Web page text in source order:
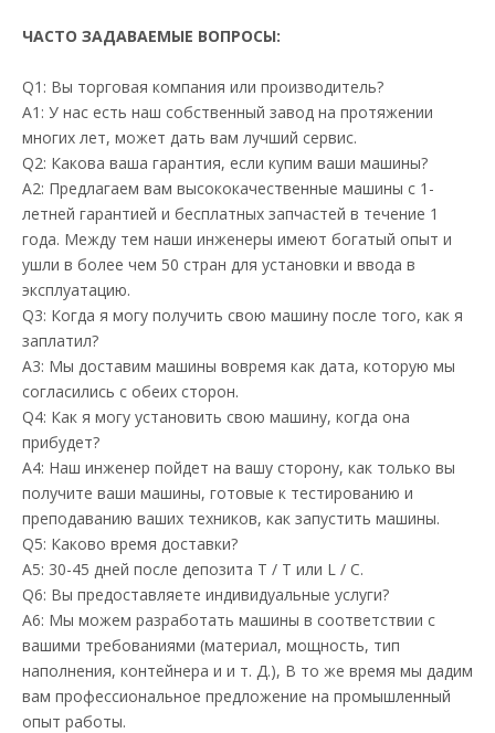
ЧАСТО ЗАДАВАЕМЫЕ ВОПРОСЫ:
Q1: Вы торговая компания или производитель?
A1: У нас есть наш собственный завод на протяжении
многих лет, может дать вам лучший сервис.
Q2: Какова ваша гарантия, если купим ваши машины?
A2: Предлагаем вам высококачественные машины с 1-
летней гарантией и бесплатных запчастей в течение 1
года. Между тем наши инженеры имеют богатый опыт и
ушли в более чем 50 стран для установки и ввода в
эксплуатацию.
Q3: Когда я могу получить свою машину после того, как я
заплатил?
A3: Мы доставим машины вовремя как дата, которую мы
согласились с обеих сторон.
Q4: Как я могу установить свою машину, когда она
прибудет?
A4: Наш инженер пойдет на вашу сторону, как только вы
получите ваши машины, готовые к тестированию и
преподаванию ваших техников, как запустить машины.
Q5: Каково время доставки?
A5: 30-45 дней после депозита T / T или L / C.
Q6: Вы предоставляете индивидуальные услуги?
A6: Мы можем разработать машины в соответствии с
вашими требованиями (материал, мощность, тип
наполнения, контейнера и и т. Д.), В то же время мы дадим
вам профессиональное предложение на промышленный
опыт работы.